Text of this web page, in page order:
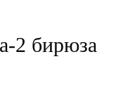
2 бирюза